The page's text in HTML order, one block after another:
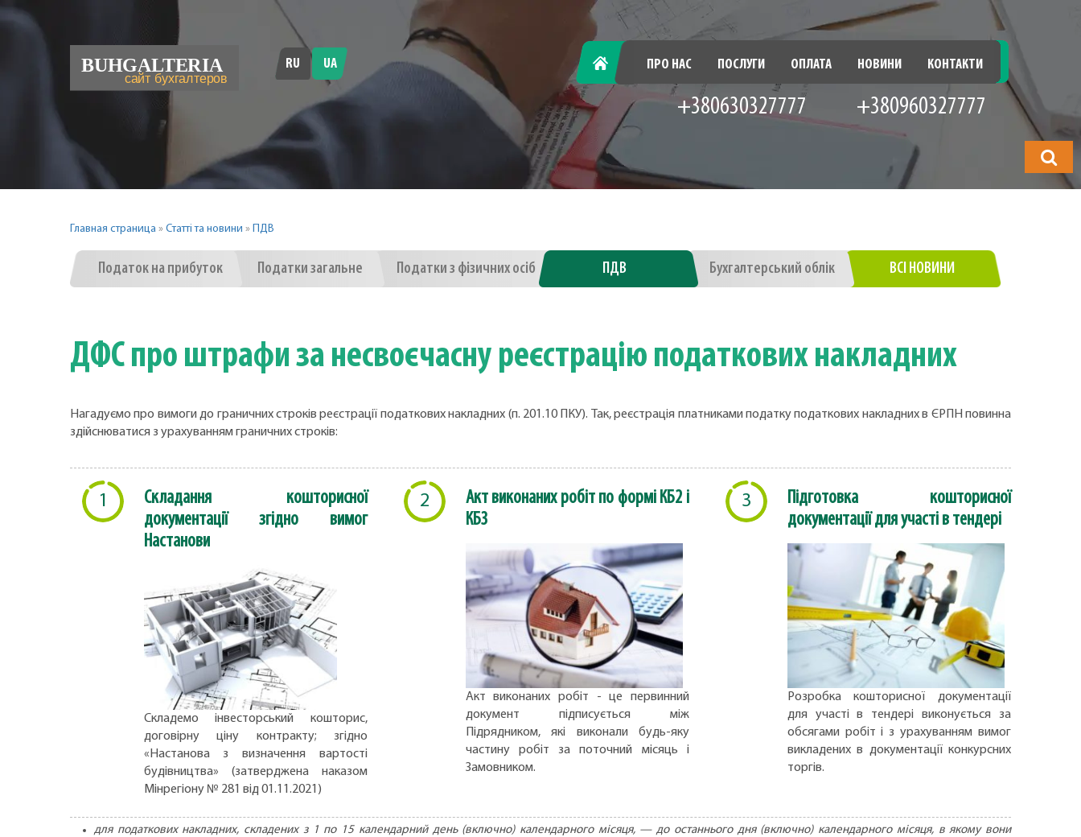
RU UA ГОЛОВНА ПРО НАС ПОСЛУГИ ОПЛАТА НОВИНИ КОНТАКТИ
+380630327777 +380960327777
Главная страница » Статті та новини » ПДВ
Податок на прибуток Податки загальне Податки з фізичних осіб ПДВ Бухгалтерський облік ВСІ НОВИНИ
ДФС про штрафи за несвоєчасну реєстрацію податкових накладних
Нагадуємо про вимоги до граничних строків реєстрації податкових накладних (п. 201.10 ПКУ). Так, реєстрація платниками податку податкових накладних в ЄРПН повинна
здійснюватися з урахуванням граничних строків:
1
Складання кошторисної
документації згідно вимог
Настанови
Складемо інвесторський кошторис,
договірну ціну контракту; згідно
«Настанова з визначення вартості
будівництва» (затверджена наказом
Мінрегіону № 281 від 01.11.2021)
2
Акт виконаних робіт по формі КБ2 і
КБ3
Акт виконаних робіт - це первинний
документ підписується між
Підрядником, які виконали будь-яку
частину робіт за поточний місяць і
Замовником.
3
Підготовка кошторисної
документації для участі в тендері
Розробка кошторисної документації
для участі в тендері виконується за
обсягами робіт і з урахуванням вимог
викладених в документації конкурсних
торгів.
для податкових накладних, складених з 1 по 15 календарний день (включно) календарного місяця, — до останнього дня (включно) календарного місяця, в якому вони